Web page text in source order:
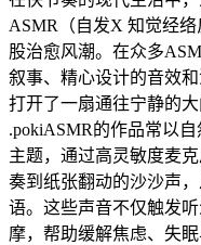
ASMR（自发X 知觉经
股治愈风潮。在众多
叙事、精心设计的音效
打开了一扇通往宁静的大
.pokiASMR的作品常以
主题，通过高灵敏度麦
奏到纸张翻动的沙沙声
语。这些声音不仅触发
摩，帮助缓解焦虑、失